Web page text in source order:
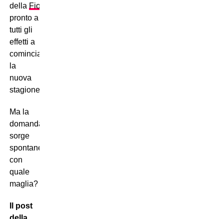
della Fiorentina
pronto a
tutti gli
effetti a
cominciare
la
nuova
stagione.
Ma la
domanda
sorge
spontanea:
con
quale
maglia?
Il post